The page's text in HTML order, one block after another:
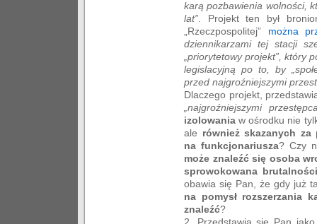
karą pozbawienia wolności,
lat” . Projekt ten był
„Rzeczpospolitej” można
dziennikarzami tej stacji
„priorytetowy projekt”, który
legislacyjną po to, by
przed najgroźniejszymi
Dlaczego projekt,
„najgroźniejszymi
izolowania w ośrodku nie
ale również skazanych
na funkcjonariusza? Czy
może znaleźć się osoba
sprowokowana
obawia się Pan, że gdy już
na pomysł rozszerzania
znaleźć?
2. Przedstawia się Pan